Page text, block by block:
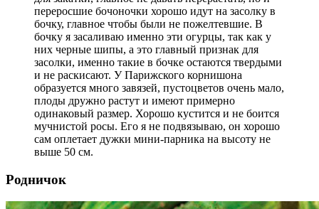
переросшие бочоночки хорошо идут на засолку в
бочку, главное чтобы были не пожелтевшие. В
бочку я засаливаю именно эти огурцы, так как у
них черные шипы, а это главный признак для
засолки, именно такие в бочке остаются твердыми
и не раскисают. У Парижского корнишона
образуется много завязей, пустоцветов очень мало,
плоды дружно растут и имеют примерно
одинаковый размер. Хорошо кустится и не боится
мучнистой росы. Его я не подвязываю, он хорошо
сам оплетает дужки мини-парника на высоту не
выше 50 см.
Родничок